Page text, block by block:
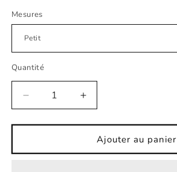
Mesures
Quantité
Réduire
la
quantité
Sticker
Augmenter
la
quantité
Sticker
Ajouter au panier